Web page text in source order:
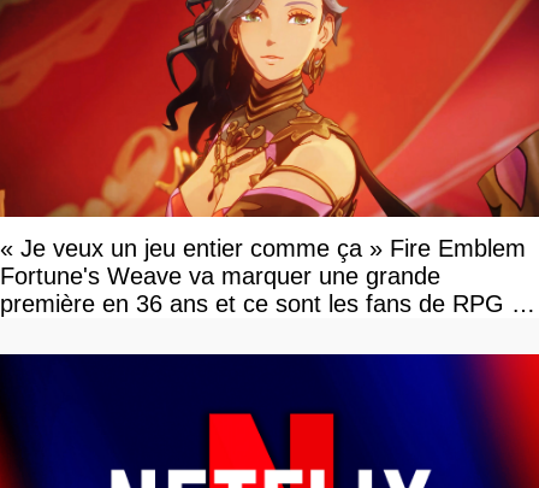
« Je veux un jeu entier comme ça » Fire Emblem
Fortune's Weave va marquer une grande
première en 36 ans et ce sont les fans de RPG en